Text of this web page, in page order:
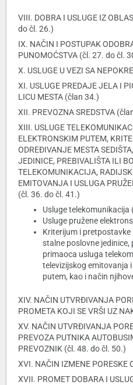
VIII. DOBRA I USLUGE IZ
do čl. 26.)
IX. NAČIN I POSTUPAK
PUNOMOĆSTVA (čl. 27. do čl.
X. USLUGE U VEZI SA
XI. USLUGE PREDAJE JELA I
LICU MESTA (član 34.)
XII. PREVOZNA SREDSTVA
XIII. USLUGE
ELEKTRONSKIM PUTEM,
ODREĐIVANJE MESTA
JEDINICE, PREBIVALIŠTA ILI
TELEKOMUNIKACIJA,
EMITOVANJA I USLUGA
(čl. 36. do čl. 41.)
Usluge telekomunikacija
Usluge pružene
Kriterijum i
stalne poslovne
primaoca usluga
televizijskog emitovanja
putem, kao i način
XIV. NAČIN UTVRĐIVANJA
PROMETA KOJI SE VRŠI UZ
XV. NAČIN UTVRĐIVANJA
PREVOZA PUTNIKA
PREVOZNIK (čl. 48. do čl. 50.)
XVI. NAČIN IZMENE PORESKE
XVII. PROMET DOBARA I